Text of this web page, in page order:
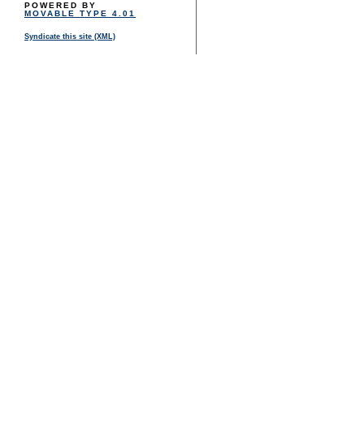
POWERED BY
MOVABLE TYPE 4.01
Syndicate this site (XML)